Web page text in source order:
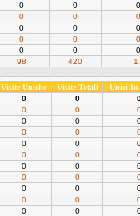
0 0
0
0 0
0
0 0
0
0 0
0
0 0
0
98 420
Visite Uniche Visite Totali
Unici In
0 0
0 0
0 0
0 0
0 0
0 0
0 0
0 0
0 0
0 0
0 0